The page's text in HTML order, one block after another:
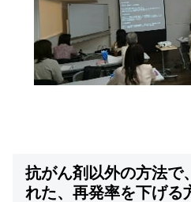
抗がん剤以外の方法で
れた、再発率を下げる